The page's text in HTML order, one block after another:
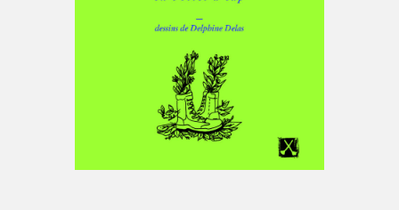
Espace enseignant·e·s